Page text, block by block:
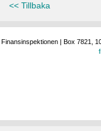
<< Tillbaka
Finansinspektionen | Box 7821,